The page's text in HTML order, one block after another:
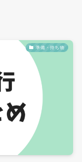
準備・持ち物